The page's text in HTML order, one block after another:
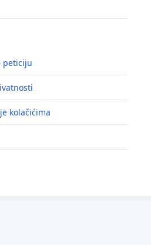
peticiju
kolačićima